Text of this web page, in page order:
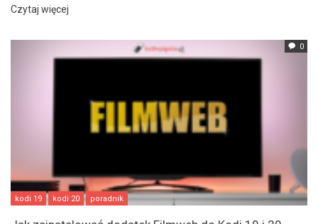
Czytaj więcej
0
kodi 19 kodi 20 poradnik